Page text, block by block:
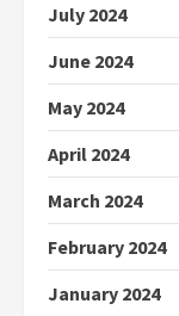
July 2024
June 2024
May 2024
April 2024
March 2024
February 2024
January 2024